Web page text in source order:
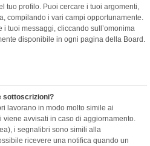
tuo profilo. Puoi cercare i tuoi argomenti,
compilando i vari campi opportunamente.
tuoi messaggi, cliccando sull’omonima
disponibile in ogni pagina della Board.
sottoscrizioni?
lavorano in modo molto simile ai
avvisati in caso di aggiornamento.
i segnalibri sono simili alla
ricevere una notifica quando un